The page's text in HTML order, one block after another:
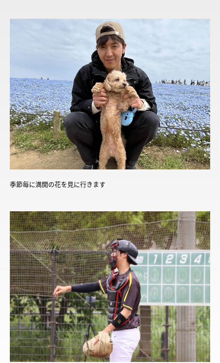
季節毎に満開の花を見に行きます